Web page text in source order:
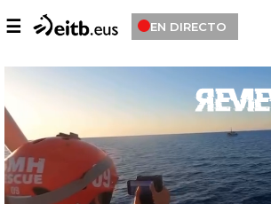
☰ EN DIRECTO